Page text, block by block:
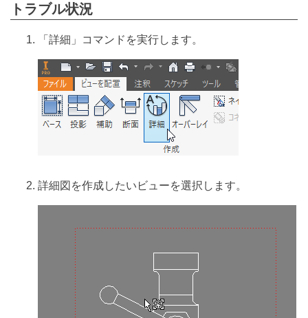
トラブル状況
「詳細」コマンドを実行します。
詳細図を作成したいビューを選択します。